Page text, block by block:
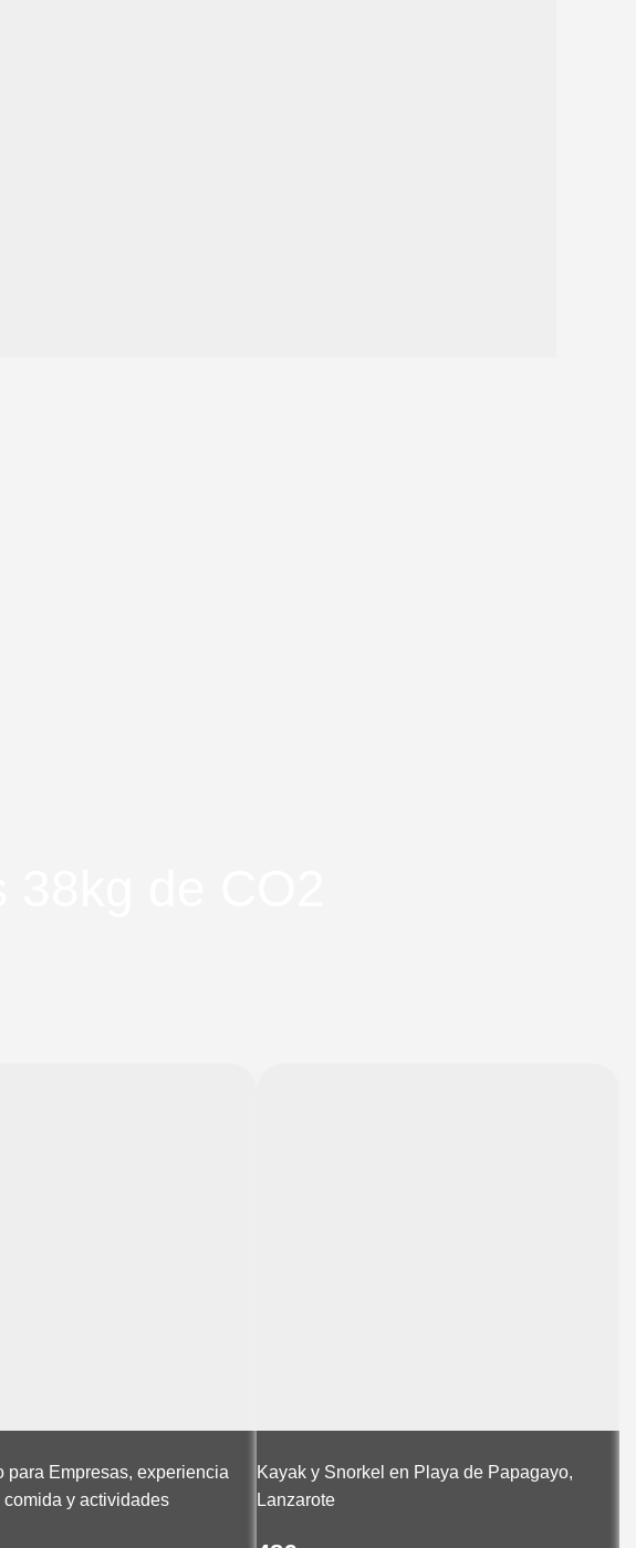
para Empresas, experiencia
y actividades
Kayak y Snorkel en Playa de Papagayo,
Lanzarote